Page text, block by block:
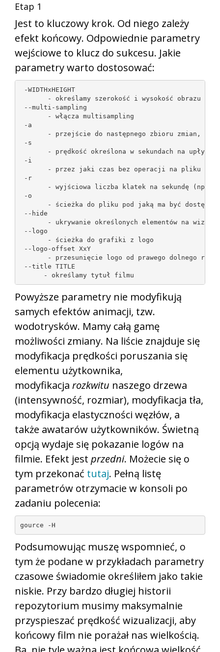
Etap 1
Jest to kluczowy krok. Od niego zależy
efekt końcowy. Odpowiednie parametry
wejściowe to klucz do sukcesu. Jakie
parametry warto dostosować:
-WIDTHxHEIGHT
- określamy szerokość i wysokość obrazu (np.
--multi-sampling
- włącza multisampling
-a
- przejście do następnego zbioru zmian, gdy
-s
- prędkość określona w sekundach na
-i
- przez jaki czas bez operacji na pliku ma być
-r
- wyjściowa liczba klatek na sekundę (np. -r
-o
- ścieżka do pliku pod jaką ma być dostępny
--hide
- ukrywanie określonych elementów na
--logo
- ścieżka do grafiki z logo
--logo-offset XxY
- przesunięcie logo od prawego dolnego rogu
--title TITLE
- określamy tytuł filmu
Powyższe parametry nie modyfikują
samych efektów animacji, tzw.
wodotrysków. Mamy całą gamę
możliwości zmiany. Na liście znajduje się
modyfikacja prędkości poruszania się
elementu użytkownika,
modyfikacja rozkwitu naszego drzewa
(intensywność, rozmiar), modyfikacja tła,
modyfikacja elastyczności węzłów, a
także awatarów użytkowników. Świetną
opcją wydaje się pokazanie logów na
filmie. Efekt jest przedni. Możecie się o
tym przekonać tutaj. Pełną listę
parametrów otrzymacie w konsoli po
zadaniu polecenia:
gource -H
Podsumowując muszę wspomnieć, o
tym że podane w przykładach parametry
czasowe świadomie określiłem jako takie
niskie. Przy bardzo długiej historii
repozytorium musimy maksymalnie
przyspieszać prędkość wizualizacji, aby
końcowy film nie porażał nas wielkością.